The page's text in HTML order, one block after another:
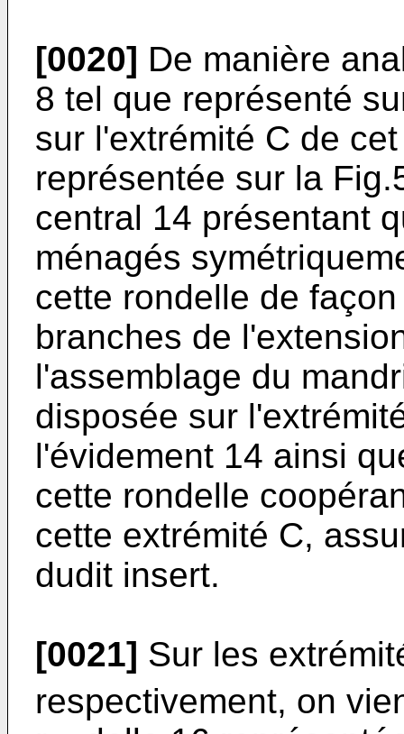
[0020] De manière
8 tel que représenté
sur l'extrémité C de
représentée sur la
central 14 présentant
ménagés
cette rondelle de
branches de
l'assemblage du
disposée sur
l'évidement 14 ainsi
cette rondelle
cette extrémité C,
dudit insert.
[0021] Sur les
respectivement, on